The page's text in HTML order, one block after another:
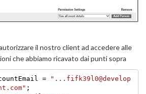
il nostro client ad accedere alle
che abbiamo ricavato dai punti sopra
=
"...fifk39l0@develop